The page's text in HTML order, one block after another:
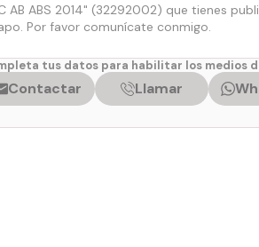
tus datos para habilitar los medios
Contactar Llamar